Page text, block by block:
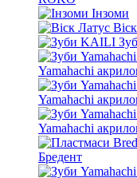
Інзоми
Yamahachi
Yamahachi
Yamahachi
Бредент